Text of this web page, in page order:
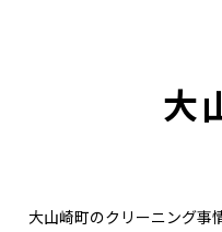
大
大山崎町のクリーニング事